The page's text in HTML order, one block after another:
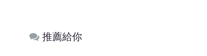
推薦給你